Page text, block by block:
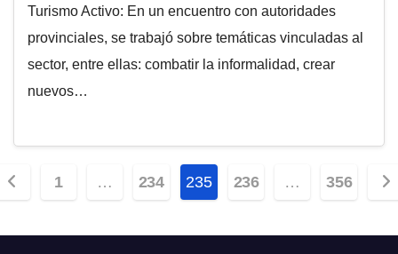
Turismo Activo: En un encuentro con autoridades
provinciales, se trabajó sobre temáticas vinculadas al
sector, entre ellas: combatir la informalidad, crear
nuevos…
1 … 234 235 236 … 356